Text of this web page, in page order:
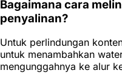
Bagaimana cara
penyalinan?
Untuk perlindungan
untuk menambahkan
mengunggahnya ke alur